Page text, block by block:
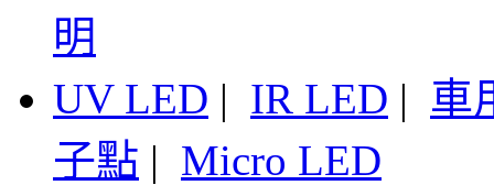
明
UV LED | IR LED | 車
子點 | Micro LED